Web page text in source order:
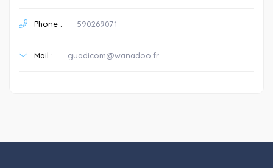
Phone : 590269071
Mail : guadicom@wanadoo.fr